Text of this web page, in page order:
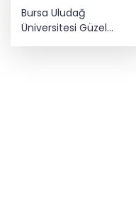
Bursa Uludağ
Üniversitesi Güzel